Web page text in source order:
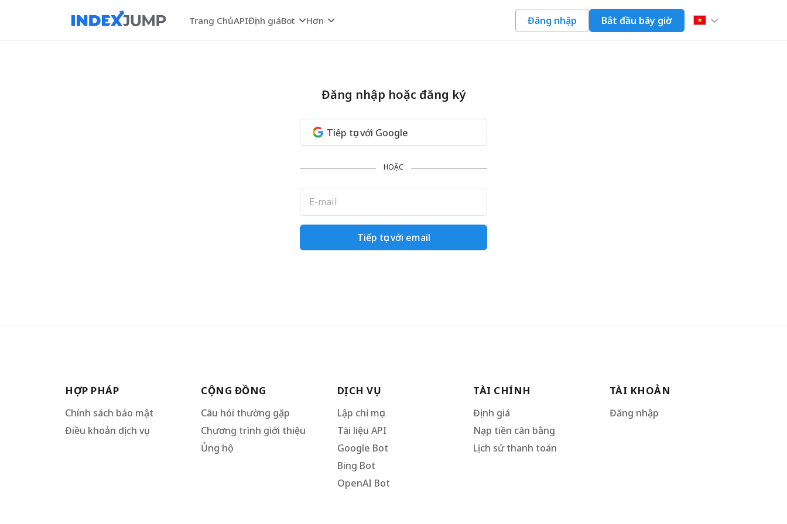
Trang ChủAPIĐịnh giáBot Hơn Đăng nhập Bắt đầu bây giờ
Đăng nhập hoặc đăng ký
Tiếp tục với Google
HOẶC
E-mail
Tiếp tục với email
HỢP PHÁP
Chính sách bảo mật
Điều khoản dịch vụ
CỘNG ĐỒNG
Câu hỏi thường gặp
Chương trình giới thiệu
Ủng hộ
DỊCH VỤ
Lập chỉ mục
Tài liệu API
Google Bot
Bing Bot
OpenAI Bot
TÀI CHÍNH
Định giá
Nạp tiền cân bằng
Lịch sử thanh toán
TÀI KHOẢN
Đăng nhập